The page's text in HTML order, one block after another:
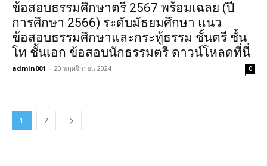
ข้อสอบธรรมศึกษาตรี 2567 พร้อมเฉลย (ปี
การศึกษา 2566) ระดับมัธยมศึกษา แนว
ข้อสอบธรรมศึกษาและกระทู้ธรรม ชั้นตรี ชั้น
โท ชั้นเอก ข้อสอบนักธรรมตรี ดาวน์โหลดที่นี่
admin001 - 20 พฤศจิกายน 2024 0
1 2